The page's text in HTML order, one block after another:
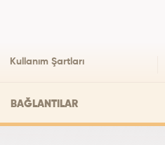
Kullanım Şartları
BAĞLANTILAR